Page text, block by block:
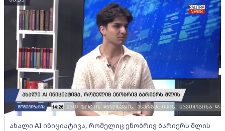
ახალი AI ინიციატივა, რომელიც ენობრივ ბარიერს შლის